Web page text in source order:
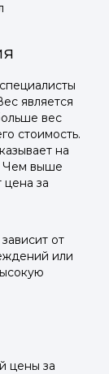
является
вес
стоимость.
на
Чем выше
за
от
или
цены за